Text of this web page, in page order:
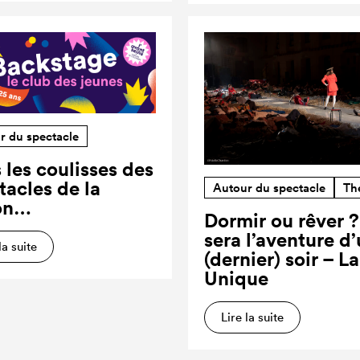
du spectacle
les coulisses des
de la
suite
Autour du spectacle
Dormir ou rêver
sera l’aventure
(dernier) soir –
Unique
Lire la suite